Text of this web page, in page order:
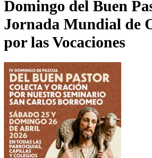
Domingo del Buen
Jornada Mundial de
por las Vocaciones